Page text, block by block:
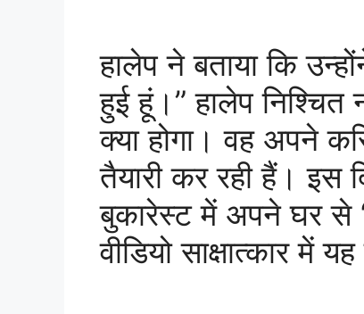
हालेप ने बताया कि
हुई हूं।” हालेप निश्चित
क्या होगा। वह अपने
तैयारी कर रही हैं। इस
बुकारेस्ट में अपने घर से
वीडियो साक्षात्कार में